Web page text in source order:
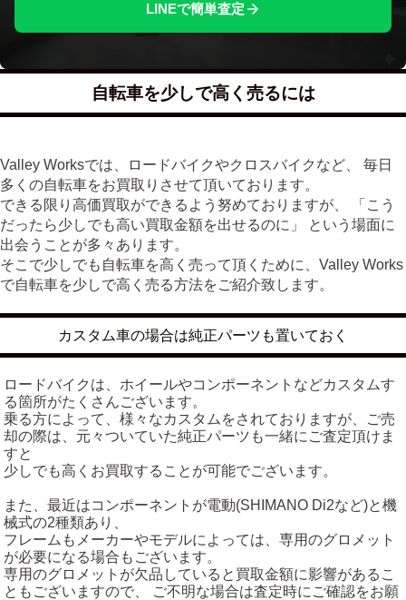
LINEで簡単査定
自転車を少しで高く売るには
Valley Worksでは、ロードバイクやクロスバイクなど、 毎日
多くの自転車をお買取りさせて頂いております。
できる限り高価買取ができるよう努めておりますが、 「こう
だったら少しでも高い買取金額を出せるのに」 という場面に
出会うことが多々あります。
そこで少しでも自転車を高く売って頂くために、Valley Works
で自転車を少しで高く売る方法をご紹介致します。
カスタム車の場合は純正パーツも置いておく
ロードバイクは、ホイールやコンポーネントなどカスタムす
る箇所がたくさんございます。
乗る方によって、様々なカスタムをされておりますが、ご売
却の際は、元々ついていた純正パーツも一緒にご査定頂けま
すと
少しでも高くお買取することが可能でございます。
また、最近はコンポーネントが電動(SHIMANO Di2など)と機
械式の2種類あり、
フレームもメーカーやモデルによっては、専用のグロメット
が必要になる場合もございます。
専用のグロメットが欠品していると買取金額に影響があるこ
ともございますので、 ご不明な場合は査定時にご確認をお願